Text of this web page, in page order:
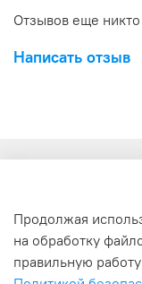
Отзывов еще никто
Написать отзыв
+7(977)
Продолжая
на обработку
правильную